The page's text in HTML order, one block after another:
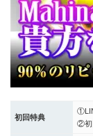
初回特典
②初